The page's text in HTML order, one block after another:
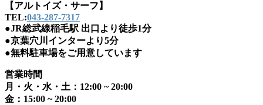
【アルトイズ・サーフ】
TEL:043-287-7317
●JR総武線稲毛駅 出口より徒歩1分
●京葉穴川インターより5分
●無料駐車場をご用意しています
営業時間
月・火・水・土：12:00 ~ 20:00
金：15:00 ~ 20:00